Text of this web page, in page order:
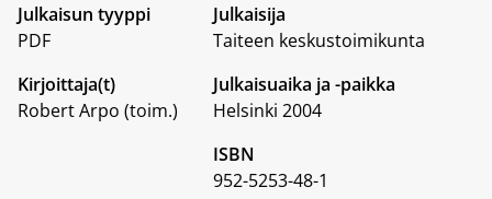
Julkaisun tyyppi
PDF
Kirjoittaja(t)
Robert Arpo (toim.)
Julkaisija
Taiteen keskustoimikunta
Julkaisuaika ja -paikka
Helsinki 2004
ISBN
952-5253-48-1